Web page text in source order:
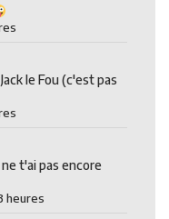
le Fou (c'est pas
t'ai pas encore
heures